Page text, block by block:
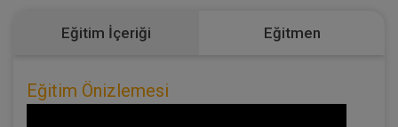
Eğitim İçeriği Eğitmen
Eğitim Önizlemesi